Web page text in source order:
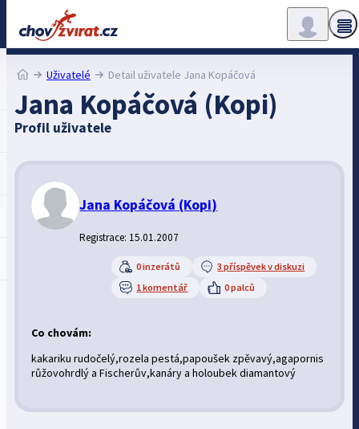
Uživatelé Detail uživatele Jana Kopáčová
Jana Kopáčová (Kopi)
Profil uživatele
Jana Kopáčová (Kopi)
Registrace: 15.01.2007
0 inzerátů
3 příspěvek v diskuzi
1 komentář
0 palců
Co chovám:
kakariku rudočelý,rozela pestá,papoušek zpěvavý,agapornis
růžovohrdlý a Fischerův,kanáry a holoubek diamantový